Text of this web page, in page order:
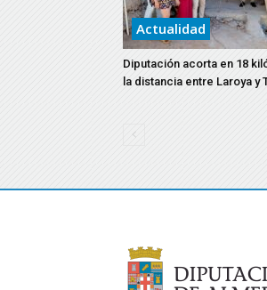
Actualidad
Diputación acorta en 18
la distancia entre Laroya y